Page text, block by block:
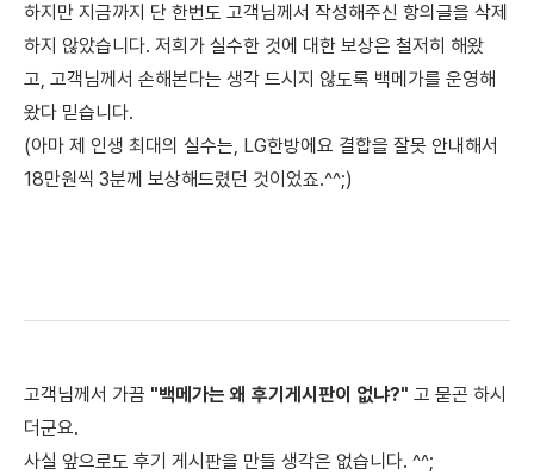
하지만 지금까지 단 한번도 고객님께서 작성해주신 항의글을 삭제
하지 않았습니다. 저희가 실수한 것에 대한 보상은 철저히 해왔
고, 고객님께서 손해본다는 생각 드시지 않도록 백메가를 운영해
왔다 믿습니다.
(아마 제 인생 최대의 실수는, LG한방에요 결합을 잘못 안내해서
18만원씩 3분께 보상해드렸던 것이었죠.^^;)
고객님께서 가끔 "백메가는 왜 후기게시판이 없냐?" 고 묻곤 하시
더군요.
사실 앞으로도 후기 게시판을 만들 생각은 없습니다. ^^;